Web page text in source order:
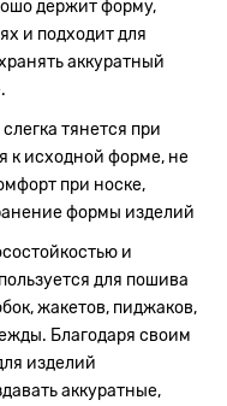
держит форму,
и подходит для
аккуратный
тянется при
к исходной форме, не
при носке,
формы изделий
и
для пошива
жакетов, пиджаков,
Благодаря своим
изделий
аккуратные,